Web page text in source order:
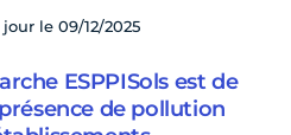
le 09/12/2025
ESPPISols est de
de pollution